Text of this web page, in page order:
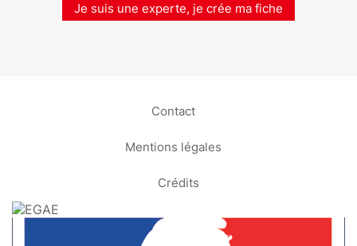
Je suis une experte, je crée ma fiche
Contact
Mentions légales
Crédits